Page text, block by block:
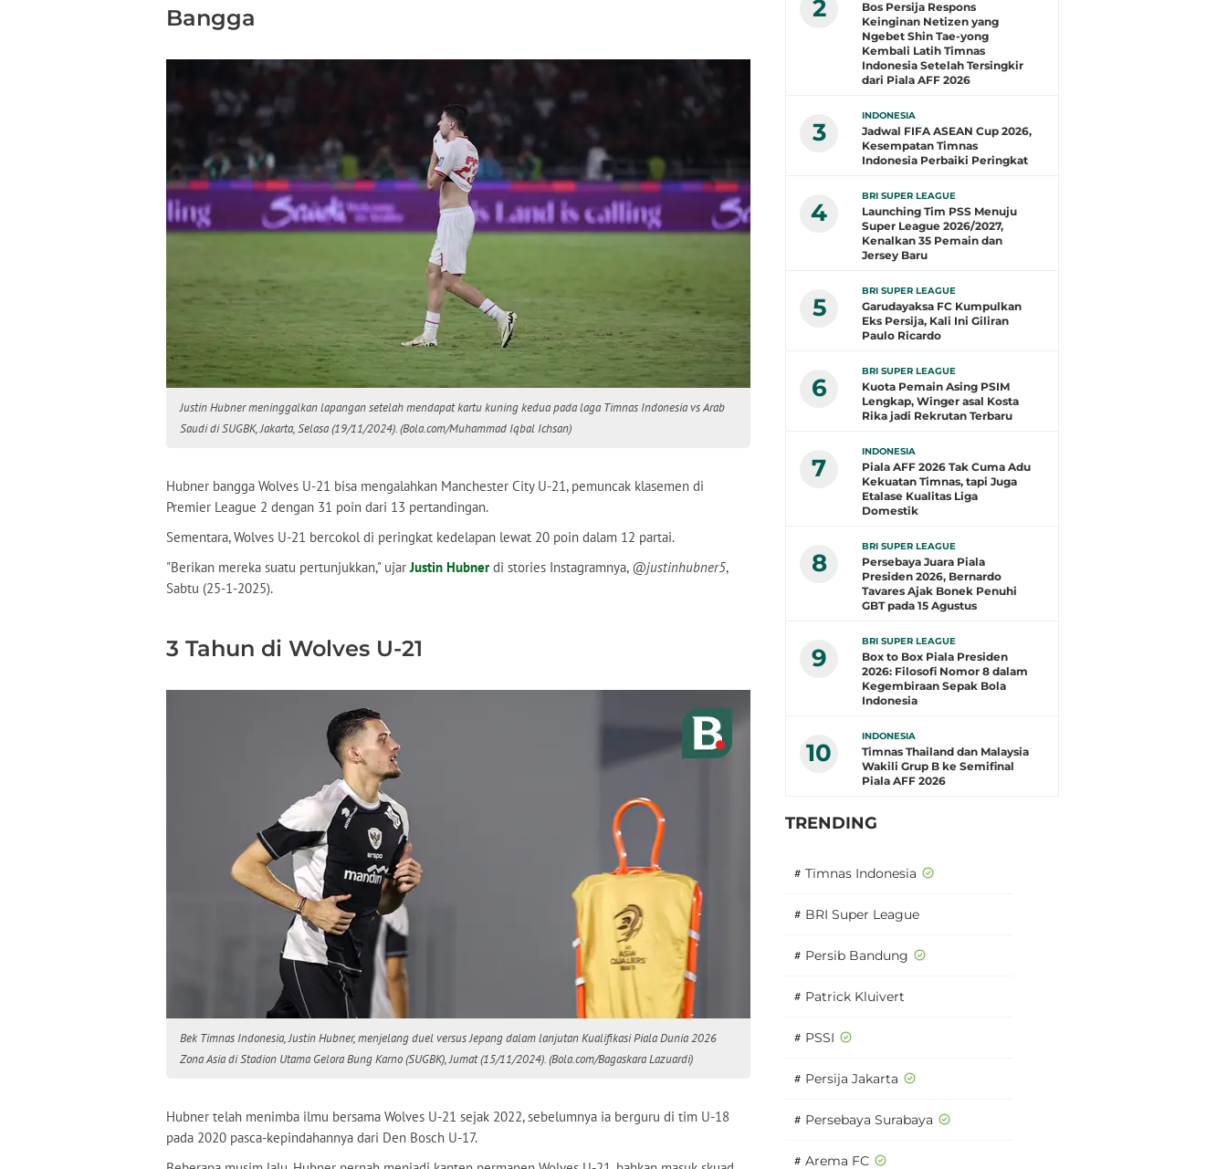
Bangga
Justin Hubner meninggalkan lapangan setelah mendapat kartu kuning kedua pada laga Timnas Indonesia vs Arab
Saudi di SUGBK, Jakarta, Selasa (19/11/2024). (Bola.com/Muhammad Iqbal Ichsan)
Hubner bangga Wolves U-21 bisa mengalahkan Manchester City U-21, pemuncak klasemen di
Premier League 2 dengan 31 poin dari 13 pertandingan.
Sementara, Wolves U-21 bercokol di peringkat kedelapan lewat 20 poin dalam 12 partai.
"Berikan mereka suatu pertunjukkan," ujarJustin Hubnerdi stories Instagramnya, @justinhubner5,
Sabtu (25-1-2025).
3 Tahun di Wolves U-21
Bek Timnas Indonesia, Justin Hubner, menjelang duel versus Jepang dalam lanjutan Kualifikasi Piala Dunia 2026
Zona Asia di Stadion Utama Gelora Bung Karno (SUGBK), Jumat (15/11/2024). (Bola.com/Bagaskara Lazuardi)
Hubner telah menimba ilmu bersama Wolves U-21 sejak 2022, sebelumnya ia berguru di tim U-18
pada 2020 pasca-kepindahannya dari Den Bosch U-17.
2
Bos Persija Respons
Keinginan Netizen yang
Ngebet Shin Tae-yong
Kembali Latih Timnas
Indonesia Setelah Tersingkir
dari Piala AFF 2026
3
INDONESIA
Jadwal FIFA ASEAN Cup 2026,
Kesempatan Timnas
Indonesia Perbaiki Peringkat
4
BRI SUPER LEAGUE
Launching Tim PSS Menuju
Super League 2026/2027,
Kenalkan 35 Pemain dan
Jersey Baru
5
BRI SUPER LEAGUE
Garudayaksa FC Kumpulkan
Eks Persija, Kali Ini Giliran
Paulo Ricardo
6
BRI SUPER LEAGUE
Kuota Pemain Asing PSIM
Lengkap, Winger asal Kosta
Rika jadi Rekrutan Terbaru
7
INDONESIA
Piala AFF 2026 Tak Cuma Adu
Kekuatan Timnas, tapi Juga
Etalase Kualitas Liga
Domestik
8
BRI SUPER LEAGUE
Persebaya Juara Piala
Presiden 2026, Bernardo
Tavares Ajak Bonek Penuhi
GBT pada 15 Agustus
9
BRI SUPER LEAGUE
Box to Box Piala Presiden
2026: Filosofi Nomor 8 dalam
Kegembiraan Sepak Bola
Indonesia
10
INDONESIA
Timnas Thailand dan Malaysia
Wakili Grup B ke Semifinal
Piala AFF 2026
TRENDING
# Timnas Indonesia
# BRI Super League
# Persib Bandung
# Patrick Kluivert
# PSSI
# Persija Jakarta
# Persebaya Surabaya
# Arema FC